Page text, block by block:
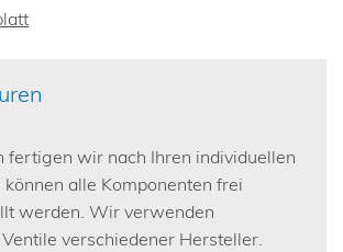
fertigen wir nach Ihren individuellen
alle Komponenten frei
werden. Wir verwenden
verschiedener Hersteller.